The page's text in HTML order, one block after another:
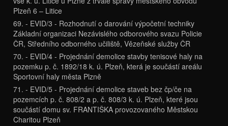
Plzeň 6 – Litice
69. - EVID/3 - Rozhodnutí o darování výpočetní techniky
Základní organizaci Nezávislého odborového svazu Policie
ČR, Středního odborného učiliště, Vězeňské služby ČR
70. - EVID/4 - Projednání demolice stavby tenisové haly na
pozemku p. č. 1892/18 k. ú. Plzeň, která je součástí areálu
Sportovní haly města Plzně
71. - EVID/5 - Projednání demolice staveb bez čp/če na
pozemcích p. č. 808/2 a p. č. 808/3 k. ú. Plzeň, které jsou
součástí domu sv. FRANTIŠKA provozovaného Městskou
Charitou Plzeň